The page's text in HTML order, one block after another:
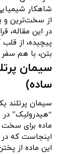
شاهکار
از سخت‌ترین و
در این مقاله،
پیچیده، از
بتن، با هم
سیمان
ساده)
سیمان پرتلند
“هیدرولیک”
ماده برای سخت
اینجاست که
این ماده از